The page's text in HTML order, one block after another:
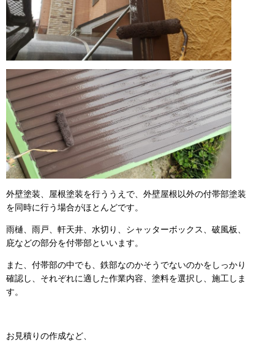
外壁塗装、屋根塗装を行ううえで、外壁屋根以外の付帯部塗装
を同時に行う場合がほとんどです。
雨樋、雨戸、軒天井、水切り、シャッターボックス、破風板、
庇などの部分を付帯部といいます。
また、付帯部の中でも、鉄部なのかそうでないのかをしっかり
確認し、それぞれに適した作業内容、塗料を選択し、施工しま
す。
お見積りの作成など、